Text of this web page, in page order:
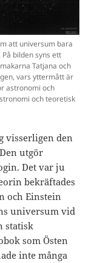
att universum bara
bilden syns ett
Tatjana och
vars yttermått är
astronomi och
och teoretisk
visserligen den
utgör
Det var ju
bekräftades
och Einstein
universum vid
statisk
som Östen
inte många